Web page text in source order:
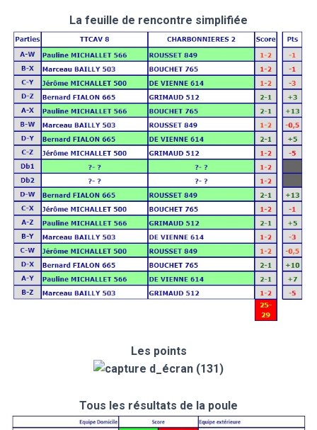
La feuille de rencontre simplifiée
Les points
Tous les résultats de la poule